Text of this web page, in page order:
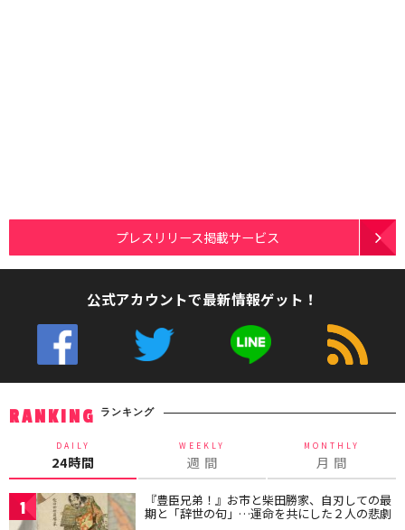
プレスリリース掲載サービス
公式アカウントで最新情報ゲット！
RANKING ランキング
DAILY
24時間
WEEKLY
週 間
MONTHLY
月 間
1 『豊臣兄弟！』お市と柴田勝家、自刃しての最
期と「辞世の句」…運命を共にした２人の悲劇